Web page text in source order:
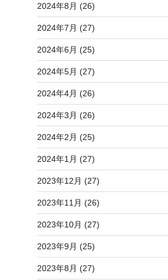
2024年8月 (26)
2024年7月 (27)
2024年6月 (25)
2024年5月 (27)
2024年4月 (26)
2024年3月 (26)
2024年2月 (25)
2024年1月 (27)
2023年12月 (27)
2023年11月 (26)
2023年10月 (27)
2023年9月 (25)
2023年8月 (27)